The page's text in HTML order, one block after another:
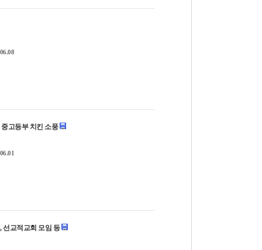
중고등부 치킨 소풍
선교적교회 모임 등